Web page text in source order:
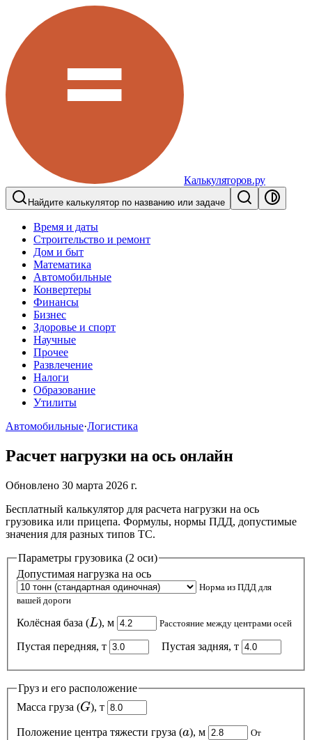
Калькуляторов.ру
Найдите калькулятор по названию или задаче
Время и даты
Строительство и ремонт
Дом и быт
Математика
Автомобильные
Конвертеры
Финансы
Бизнес
Здоровье и спорт
Научные
Прочее
Развлечение
Налоги
Образование
Утилиты
Автомобильные·Логистика
Расчет нагрузки на ось онлайн
Обновлено 30 марта 2026 г.
Бесплатный калькулятор для расчета нагрузки на ось
грузовика или прицепа. Формулы, нормы ПДД, допустимые
значения для разных типов ТС.
Параметры грузовика (2 оси)
Допустимая нагрузка на ось
Норма из ПДД для
вашей дороги
Колёсная база (L
L), м Расстояние между центрами осей
Пустая передняя, т Пустая задняя, т
Груз и его расположение
Масса груза (G
G), т
Положение центра тяжести груза (a
a), м
От